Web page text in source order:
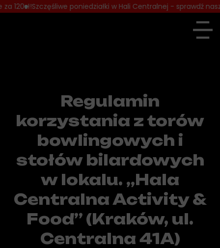
120zł!Szczęśliwe poniedziałki w Hali Centralnej - sprawdź
Regulamin
korzystania z torów
bowlingowych i
stołów bilardowych
w lokalu. „Hala
Centralna Activity &
Food” (Kraków, ul.
Centralna 41A)